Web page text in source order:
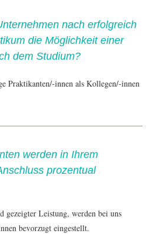
nach erfolgreich
die Möglichkeit einer
dem Studium?
Praktikanten/-innen als Kollegen/-innen
werden in Ihrem
prozentual
gezeigter Leistung, werden bei uns
bevorzugt eingestellt.